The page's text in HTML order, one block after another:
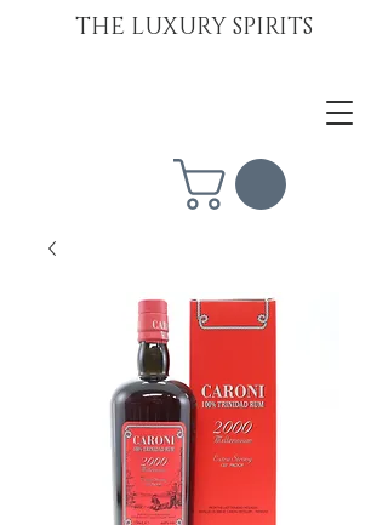
THE LUXURY SPIRITS